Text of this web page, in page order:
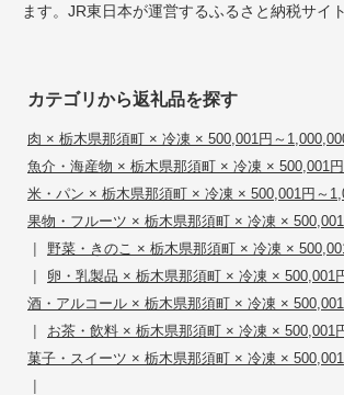
ます。JR東日本が運営するふるさと納税サイト
カテゴリから返礼品を探す
肉 × 栃木県那須町 × 冷凍 × 500,001円～
魚介・海産物 × 栃木県那須町 × 冷凍 × 500,001
米・パン × 栃木県那須町 × 冷凍 × 500,001円～
果物・フルーツ × 栃木県那須町 × 冷凍 ×
| 野菜・きのこ × 栃木県那須町 × 冷凍 ×
| 卵・乳製品 × 栃木県那須町 × 冷凍 × 500,001
酒・アルコール × 栃木県那須町 × 冷凍 ×
| お茶・飲料 × 栃木県那須町 × 冷凍 × 500,001
菓子・スイーツ × 栃木県那須町 × 冷凍 ×
|